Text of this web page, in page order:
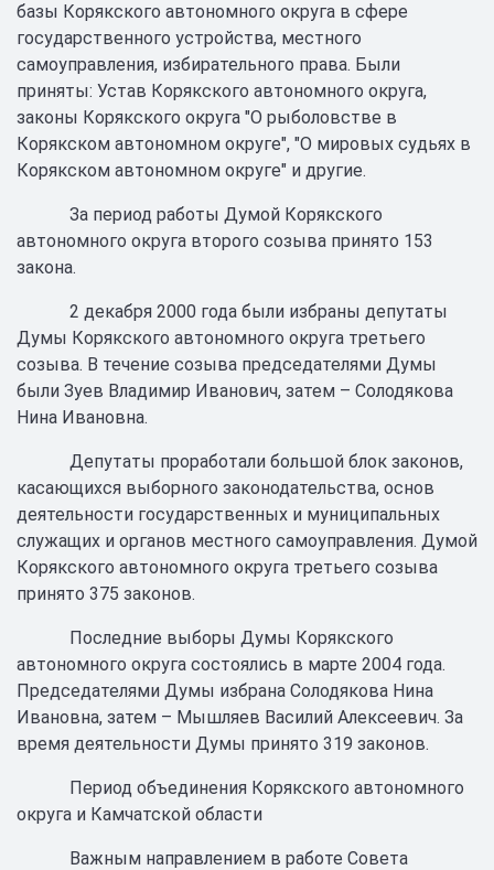
базы Корякского автономного округа в сфере
государственного устройства, местного
самоуправления, избирательного права. Были
приняты: Устав Корякского автономного округа,
законы Корякского округа "О рыболовстве в
Корякском автономном округе", "О мировых судьях в
Корякском автономном округе" и другие.
За период работы Думой Корякского
автономного округа второго созыва принято 153
закона.
2 декабря 2000 года были избраны депутаты
Думы Корякского автономного округа третьего
созыва. В течение созыва председателями Думы
были Зуев Владимир Иванович, затем – Солодякова
Нина Ивановна.
Депутаты проработали большой блок законов,
касающихся выборного законодательства, основ
деятельности государственных и муниципальных
служащих и органов местного самоуправления. Думой
Корякского автономного округа третьего созыва
принято 375 законов.
Последние выборы Думы Корякского
автономного округа состоялись в марте 2004 года.
Председателями Думы избрана Солодякова Нина
Ивановна, затем – Мышляев Василий Алексеевич. За
время деятельности Думы принято 319 законов.
Период объединения Корякского автономного
округа и Камчатской области
Важным направлением в работе Совета